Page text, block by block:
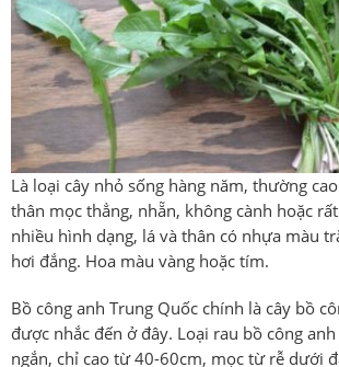
Là loại cây nhỏ sống hàng năm, thường
thân mọc thẳng, nhẵn, không cành hoặc
nhiều hình dạng, lá và thân có nhựa màu
hơi đắng. Hoa màu vàng hoặc tím.
Bồ công anh Trung Quốc chính là cây bồ
được nhắc đến ở đây. Loại rau bồ công
ngắn, chỉ cao từ 40-60cm, mọc từ rễ dưới